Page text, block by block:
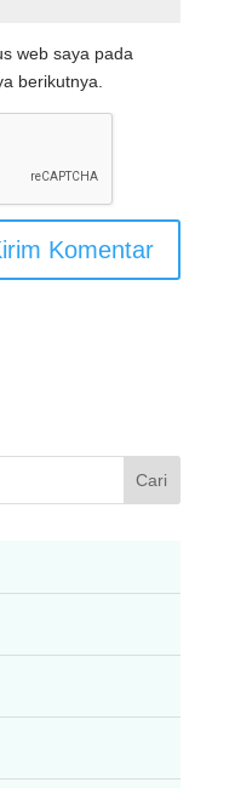
web saya pada
berikutnya.
Cari